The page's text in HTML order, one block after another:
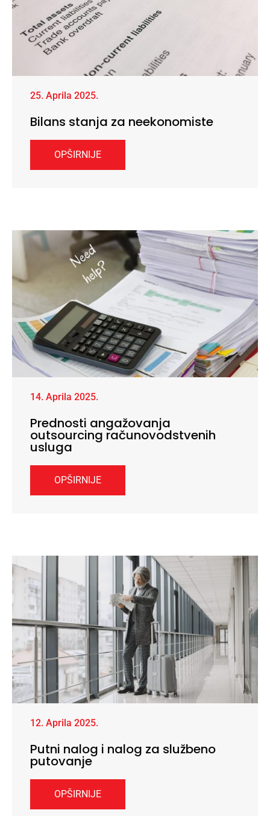
25. Aprila 2025.
Bilans stanja za neekonomiste
OPŠIRNIJE
14. Aprila 2025.
Prednosti angažovanja
outsourcing računovodstvenih
usluga
OPŠIRNIJE
12. Aprila 2025.
Putni nalog i nalog za službeno
putovanje
OPŠIRNIJE